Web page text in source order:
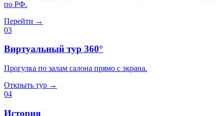
по РФ.
Перейти →
03
Виртуальный тур 360°
Прогулка по залам салона прямо с экрана.
Открыть тур →
04
История